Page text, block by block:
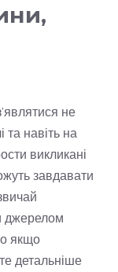
не
та навіть на
викликані
завдавати
джерелом
якщо
детальніше